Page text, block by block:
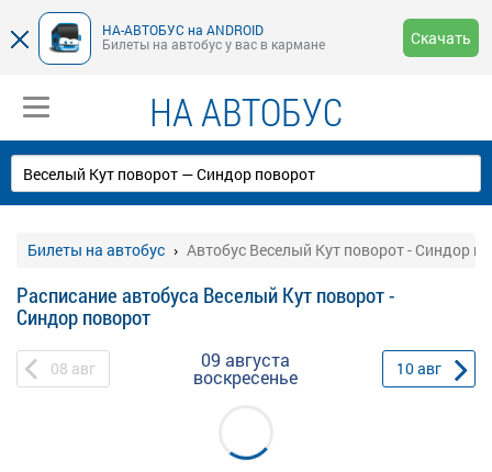
НА-АВТОБУС на ANDROID
Билеты на автобус у вас в кармане
Скачать
НА АВТОБУС
Билеты на автобус Автобус Веселый Кут поворот - Синдор
Расписание автобуса Веселый Кут поворот -
Синдор поворот
08 авг 09 августа
воскресенье 10авг